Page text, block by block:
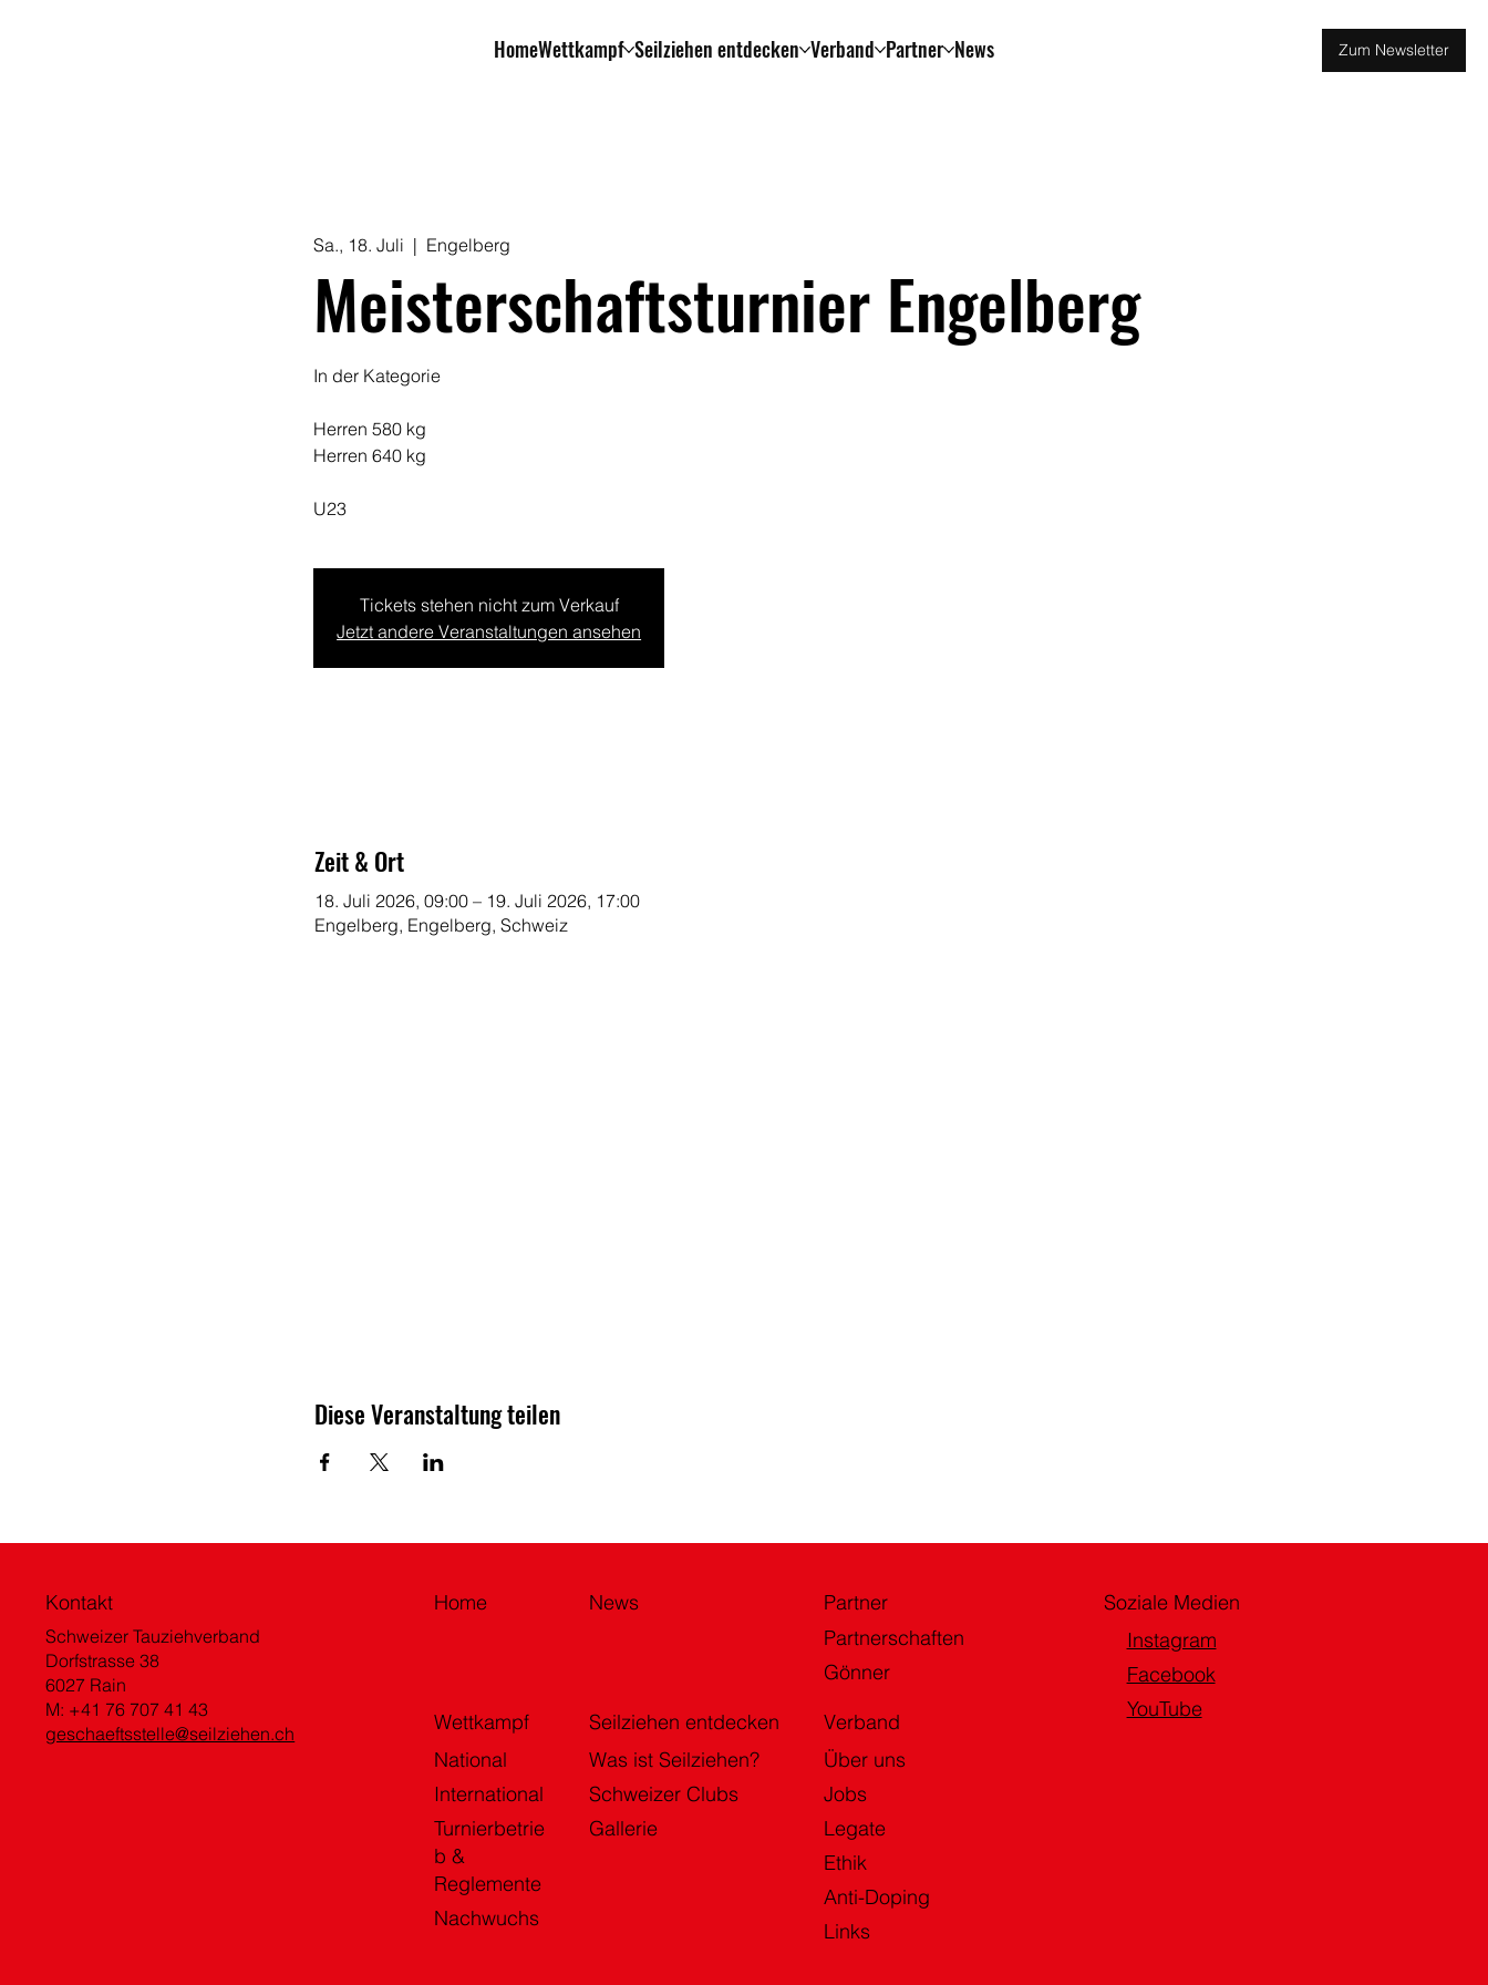
HomeWettkampf Seilziehen entdecken Verband Partner News Zum Newsletter
Sa., 18. Juli
  |
Engelberg
Meisterschaftsturnier Engelberg
In der Kategorie
Herren 580 kg
Herren 640 kg
U23
Tickets stehen nicht zum Verkauf
Jetzt andere Veranstaltungen ansehen
Zeit & Ort
18. Juli 2026, 09:00 – 19. Juli 2026, 17:00
Engelberg, Engelberg, Schweiz
Diese Veranstaltung teilen
Kontakt
Schweizer Tauziehverband
Dorfstrasse 38
6027 Rain
M: +41 76 707 41 43
geschaeftsstelle@seilziehen.ch
Home
Verband
Über uns
Jobs
Legate
Ethik
Anti-Doping
Links
Partner
Partnerschaften
Gönner
Wettkampf
National
International
Turnierbetrie
b &
Reglemente
Nachwuchs
Seilziehen entdecken
Was ist Seilziehen?
Schweizer Clubs
Gallerie
News
Soziale Medien
Instagram
Facebook
YouTube